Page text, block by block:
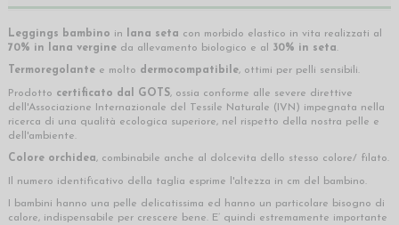
Leggings bambino in lana seta con morbido elastico in vita realizzati al
70% in lana vergine da allevamento biologico e al 30% in seta.
Termoregolante e molto dermocompatibile, ottimi per pelli sensibili.
Prodotto certificato dal GOTS, ossia conforme alle severe direttive
dell'Associazione Internazionale del Tessile Naturale (IVN) impegnata nella
ricerca di una qualità ecologica superiore, nel rispetto della nostra pelle e
dell'ambiente.
Colore orchidea, combinabile anche al dolcevita dello stesso colore/ filato.
Il numero identificativo della taglia esprime l'altezza in cm del bambino.
I bambini hanno una pelle delicatissima ed hanno un particolare bisogno di
calore, indispensabile per crescere bene. E’ quindi estremamente importante